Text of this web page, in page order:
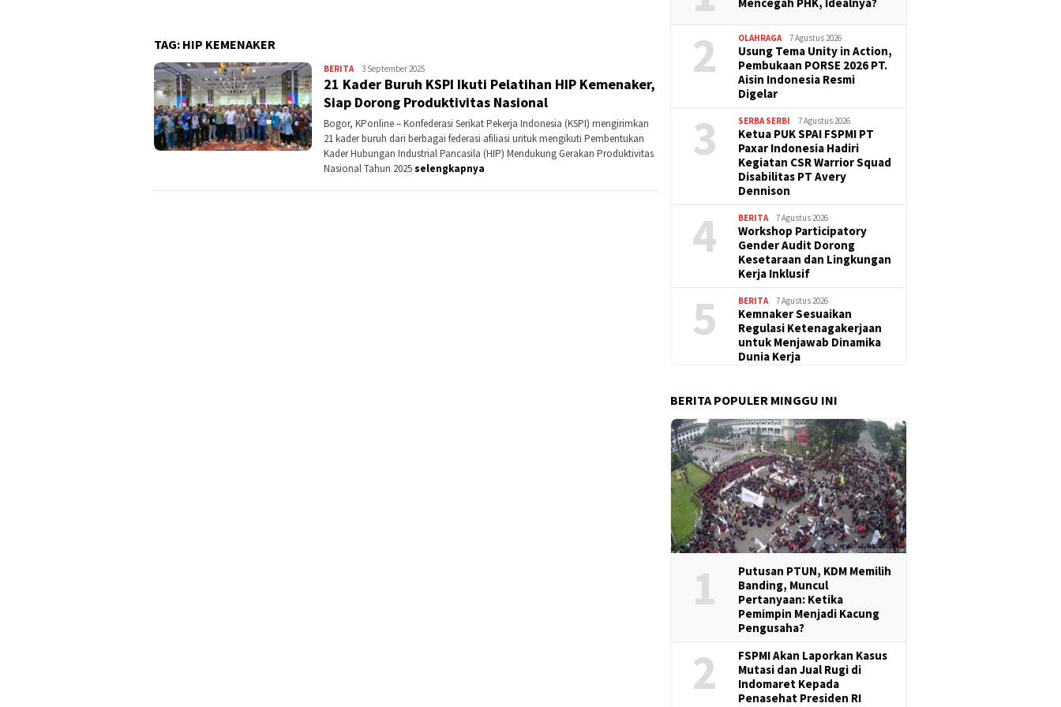
TAG: HIP KEMENAKER
BERITARedaksi
KPonline
3 September 2025
21 Kader Buruh KSPI Ikuti Pelatihan HIP Kemenaker,
Siap Dorong Produktivitas Nasional
Bogor, KPonline – Konfederasi Serikat Pekerja Indonesia (KSPI) mengirimkan
21 kader buruh dari berbagai federasi afiliasi untuk mengikuti Pembentukan
Kader Hubungan Industrial Pancasila (HIP) Mendukung Gerakan Produktivitas
Nasional Tahun 2025selengkapnya
2 OLAHRAGA 7 Agustus 2026
Usung Tema Unity in Action,
Pembukaan PORSE 2026 PT.
Aisin Indonesia Resmi
Digelar
3 SERBA SERBI 7 Agustus 2026
Ketua PUK SPAI FSPMI PT
Paxar Indonesia Hadiri
Kegiatan CSR Warrior Squad
Disabilitas PT Avery
Dennison
4 BERITA 7 Agustus 2026
Workshop Participatory
Gender Audit Dorong
Kesetaraan dan Lingkungan
Kerja Inklusif
5 BERITA 7 Agustus 2026
Kemnaker Sesuaikan
Regulasi Ketenagakerjaan
untuk Menjawab Dinamika
Dunia Kerja
BERITA POPULER MINGGU INI
1
Putusan PTUN, KDM Memilih
Banding, Muncul
Pertanyaan: Ketika
Pemimpin Menjadi Kacung
Pengusaha?
2
FSPMI Akan Laporkan Kasus
Mutasi dan Jual Rugi di
Indomaret Kepada
Penasehat Presiden RI